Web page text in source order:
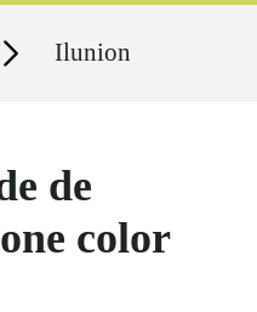
Ilunion
de
color